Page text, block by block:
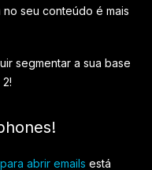
seu conteúdo é mais
segmentar a sua base
abrir emails está